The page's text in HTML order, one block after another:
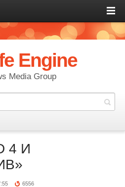
Engine
Media Group
4 И
6556